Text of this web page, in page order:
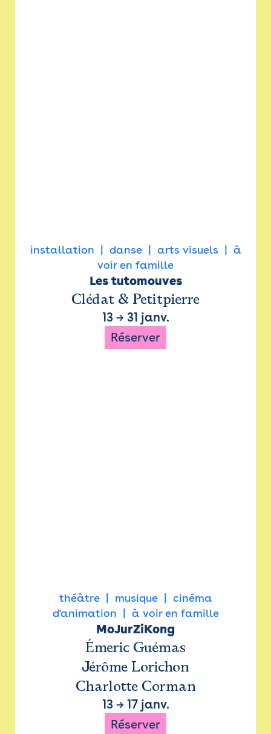
installation danse arts visuels
à
voir en famille
Les tutomouves
Clédat & Petitpierre
13→ 31 janv.
Réserver
théâtre musique
cinéma
d'animation
à voir en famille
MoJurZiKong
Émeric Guémas
Jérôme Lorichon
Charlotte Corman
13→ 17 janv.
Réserver